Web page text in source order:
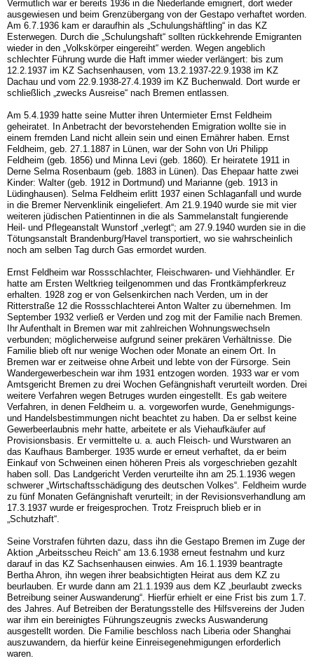
Vermutlich war er bereits 1936 in die Nie­derlande emigriert, dort wieder
ausgewiesen und beim Grenzübergang von der Gestapo verhaftet worden.
Am 6.7.1936 kam er daraufhin als „Schulungshäftling“ in das KZ
Esterwegen. Durch die „Schulungshaft“ sollten rückkehren­de Emigranten
wieder in den „Volkskörper eingereiht“ wer­den. Wegen angeblich
schlechter Führung wurde die Haft immer wieder verlängert: bis zum
12.2.1937 im KZ Sachsen­hausen, vom 13.2.1937-22.9.1938 im KZ
Dachau und vom 22.9.1938-27.4.1939 im KZ Buchenwald. Dort wurde er
schließlich „zwecks Ausreise“ nach Bremen entlassen.
Am 5.4.1939 hatte seine Mutter ihren Untermieter Ernst Feldheim
geheiratet. In Anbe­tracht der bevorstehenden Emigration wollte sie in
einem fremden Land nicht allein sein und einen Ernährer haben. Ernst
Feldheim, geb. 27.1.1887 in Lünen, war der Sohn von Uri Philipp
Feldheim (geb. 1856) und Minna Levi (geb. 1860). Er heiratete 1911 in
Derne Selma Rosenbaum (geb. 1883 in Lünen). Das Ehepaar hatte zwei
Kinder: Walter (geb. 1912 in Dortmund) und Marianne (geb. 1913 in
Lüdinghausen). Selma Feldheim erlitt 1937 einen Schlaganfall und wurde
in die Bremer Nervenklinik eingeliefert. Am 21.9.1940 wurde sie mit vier
weiteren jüdischen Patientinnen in die als Sammelanstalt fungierende
Heil- und Pflegeanstalt Wunstorf „verlegt“; am 27.9.1940 wurden sie in die
Tötungsanstalt Brandenburg/Havel transportiert, wo sie wahrscheinlich
noch am sel­ben Tag durch Gas ermordet wurden.
Ernst Feldheim war Rossschlachter, Fleischwaren- und Viehhändler. Er
hatte am Ersten Weltkrieg teilgenommen und das Frontkämpferkreuz
erhalten. 1928 zog er von Gel­senkirchen nach Verden, um in der
Ritterstraße 12 die Rossschlachterei Anton Walter zu übernehmen. Im
September 1932 verließ er Verden und zog mit der Familie nach Bremen.
Ihr Aufenthalt in Bremen war mit zahlreichen Wohnungswechseln
verbunden; möglicherweise aufgrund seiner prekären Verhältnisse. Die
Familie blieb oft nur wenige Wochen oder Monate an einem Ort. In
Bremen war er zeitweise ohne Arbeit und lebte von der Fürsorge. Sein
Wandergewerbeschein war ihm 1931 entzogen worden. 1933 war er vom
Amtsgericht Bremen zu drei Wochen Gefängnishaft verurteilt worden. Drei
weitere Verfahren wegen Betruges wurden eingestellt. Es gab weitere
Verfahren, in de­nen Feldheim u. a. vorgeworfen wurde, Genehmigungs-
und Handelsbestimmungen nicht beachtet zu haben. Da er selbst keine
Gewerbeerlaubnis mehr hatte, arbeitete er als Viehaufkäufer auf
Provisionsbasis. Er vermittelte u. a. auch Fleisch- und Wurstwaren an
das Kaufhaus Bamberger. 1935 wurde er erneut verhaftet, da er beim
Einkauf von Schweinen einen höheren Preis als vorgeschrieben gezahlt
haben soll. Das Landgericht Verden verurteilte ihn am 25.1.1936 wegen
schwerer „Wirtschaftsschädigung des deut­schen Volkes“. Feldheim wurde
zu fünf Monaten Gefängnishaft verurteilt; in der Revi­sionsverhandlung am
17.3.1937 wurde er freigesprochen. Trotz Freispruch blieb er in
„Schutzhaft“.
Seine Vorstrafen führten dazu, dass ihn die Gestapo Bremen im Zuge der
Aktion „Ar­beitsscheu Reich“ am 13.6.1938 erneut festnahm und kurz
darauf in das KZ Sachsenhau­sen einwies. Am 16.1.1939 beantragte
Bertha Ahron, ihn wegen ihrer beabsichtigten Heirat aus dem KZ zu
beurlauben. Er wurde dann am 21.1.1939 aus dem KZ „beurlaubt zwecks
Betreibung seiner Auswanderung“. Hierfür erhielt er eine Frist bis zum 1.7.
des Jahres. Auf Betreiben der Beratungsstelle des Hilfsvereins der Juden
war ihm ein be­reinigtes Führungszeugnis zwecks Auswanderung
ausgestellt worden. Die Familie be­schloss nach Liberia oder Shanghai
auszuwandern, da hierfür keine Einreisegenehmi­gungen erforderlich
waren.